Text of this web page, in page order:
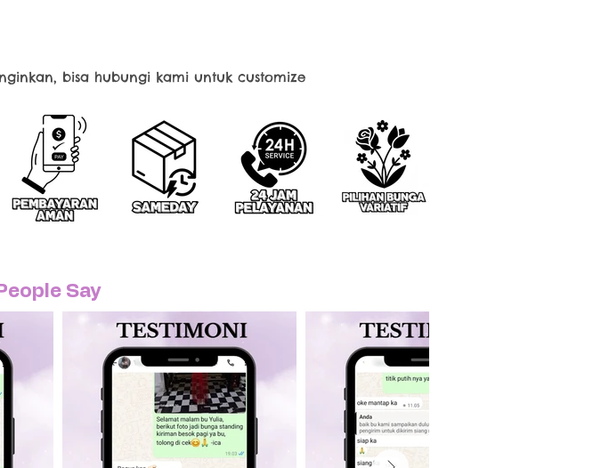
bisa hubungi kami untuk customize
Say